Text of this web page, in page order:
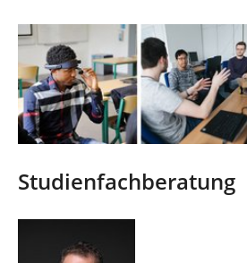
Studienfachberatung